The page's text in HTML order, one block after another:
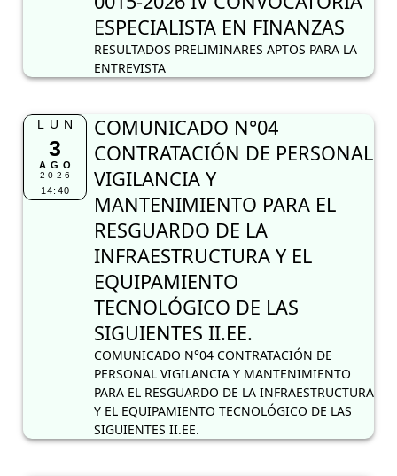
ESPECIALISTA EN FINANZAS
RESULTADOS PRELIMINARES APTOS PARA LA
ENTREVISTA
LUN
3
AGO
2026
14:40
COMUNICADO N°04
CONTRATACIÓN DE PERSONAL
VIGILANCIA Y
MANTENIMIENTO PARA EL
RESGUARDO DE LA
INFRAESTRUCTURA Y EL
EQUIPAMIENTO
TECNOLÓGICO DE LAS
SIGUIENTES II.EE.
COMUNICADO N°04 CONTRATACIÓN DE
PERSONAL VIGILANCIA Y MANTENIMIENTO
PARA EL RESGUARDO DE LA INFRAESTRUCTURA
Y EL EQUIPAMIENTO TECNOLÓGICO DE LAS
SIGUIENTES II.EE.